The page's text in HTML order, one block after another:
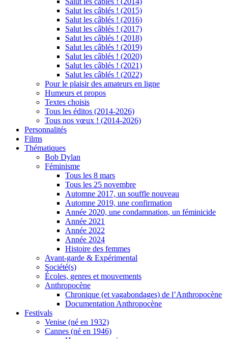
Salut les câblés ! (2015)
Salut les câblés ! (2016)
Salut les câblés ! (2017)
Salut les câblés ! (2018)
Salut les câblés ! (2019)
Salut les câblés ! (2020)
Salut les câblés ! (2021)
Salut les câblés ! (2022)
Pour le plaisir des amateurs en ligne
Humeurs et propos
Textes choisis
Tous les éditos (2014-2026)
Tous nos vœux ! (2014-2026)
Personnalités
Films
Thématiques
Bob Dylan
Féminisme
Tous les 8 mars
Tous les 25 novembre
Automne 2017, un souffle nouveau
Automne 2019, une confirmation
Année 2020, une condamnation, un féminicide
Année 2021
Année 2022
Année 2024
Histoire des femmes
Avant-garde & Expérimental
Société(s)
Écoles, genres et mouvements
Anthropocène
Chronique (et vagabondages) de l’Anthropocène
Documentation Anthropocène
Festivals
Venise (né en 1932)
Cannes (né en 1946)